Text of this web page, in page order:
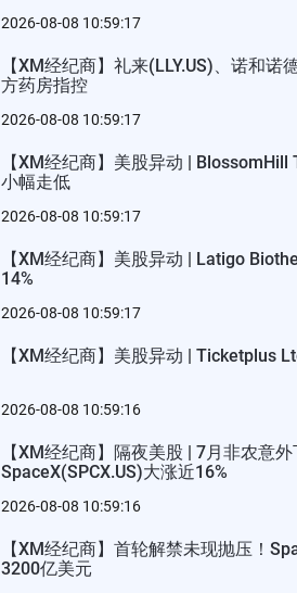
2026-08-08 10:59:17
【XM经纪商】礼来(LLY.US)、诺和
方药房指控
2026-08-08 10:59:17
【XM经纪商】美股异动 |
小幅走低
2026-08-08 10:59:17
【XM经纪商】美股异动 | Latigo
14%
2026-08-08 10:59:17
【XM经纪商】美股异动 | Ticketplus
2026-08-08 10:59:16
【XM经纪商】隔夜美股 | 7月非农意
SpaceX(SPCX.US)大涨近16%
2026-08-08 10:59:16
【XM经纪商】首轮解禁未现抛压！
3200亿美元